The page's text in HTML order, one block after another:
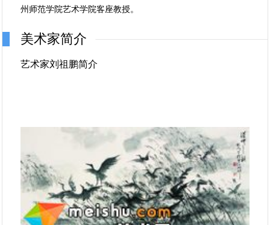
州师范学院艺术学院客座教授。
美术家简介
艺术家刘祖鹏简介